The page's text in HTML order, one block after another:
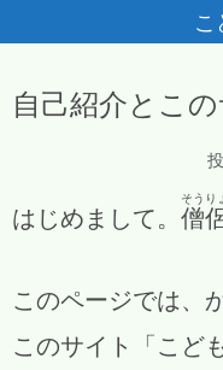
こ
自己紹介とこ
はじめまして。 僧
そうり
このページでは、
このサイト「こど